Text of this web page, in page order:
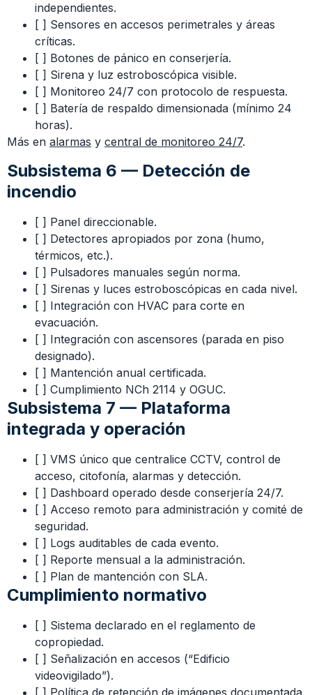
independientes.
[ ] Sensores en accesos perimetrales y áreas
críticas.
[ ] Botones de pánico en conserjería.
[ ] Sirena y luz estroboscópica visible.
[ ] Monitoreo 24/7 con protocolo de respuesta.
[ ] Batería de respaldo dimensionada (mínimo 24
horas).
Más en alarmas y central de monitoreo 24/7.
Subsistema 6 — Detección de
incendio
[ ] Panel direccionable.
[ ] Detectores apropiados por zona (humo,
térmicos, etc.).
[ ] Pulsadores manuales según norma.
[ ] Sirenas y luces estroboscópicas en cada nivel.
[ ] Integración con HVAC para corte en
evacuación.
[ ] Integración con ascensores (parada en piso
designado).
[ ] Mantención anual certificada.
[ ] Cumplimiento NCh 2114 y OGUC.
Subsistema 7 — Plataforma
integrada y operación
[ ] VMS único que centralice CCTV, control de
acceso, citofonía, alarmas y detección.
[ ] Dashboard operado desde conserjería 24/7.
[ ] Acceso remoto para administración y comité de
seguridad.
[ ] Logs auditables de cada evento.
[ ] Reporte mensual a la administración.
[ ] Plan de mantención con SLA.
Cumplimiento normativo
[ ] Sistema declarado en el reglamento de
copropiedad.
[ ] Señalización en accesos (“Edificio
videovigilado”).
[ ] Política de retención de imágenes documentada